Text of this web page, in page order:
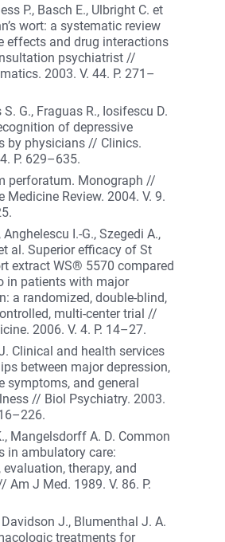
P., Basch E., Ulbright C. et
wort: a systematic review
effects and drug interactions
psychiatrist //
2003. V. 44. P. 271–
S. G., Fraguas R., Iosifescu D.
of depressive
by physicians // Clinics.
P. 629–635.
perforatum. Monograph //
Medicine Review. 2004. V. 9.
Anghelescu I.-G., Szegedi A.,
al. Superior efficacy of St
extract WS® 5570 compared
in patients with major
a randomized, double-blind,
multi-center trial //
2006. V. 4. P. 14–27.
Clinical and health services
between major depression,
symptoms, and general
// Biol Psychiatry. 2003.
Mangelsdorff A. D. Common
in ambulatory care:
evaluation, therapy, and
Am J Med. 1989. V. 86. P.
Davidson J., Blumenthal J. A.
treatments for